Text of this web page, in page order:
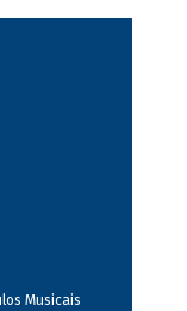
Musicais